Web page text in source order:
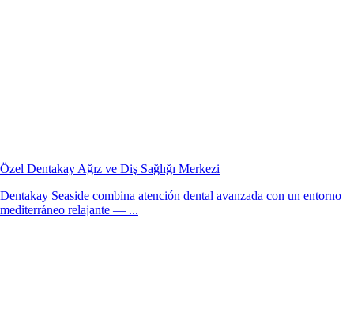
Özel Dentakay Ağız ve Diş Sağlığı Merkezi
Dentakay Seaside combina atención dental avanzada con un entorno
mediterráneo relajante — ...